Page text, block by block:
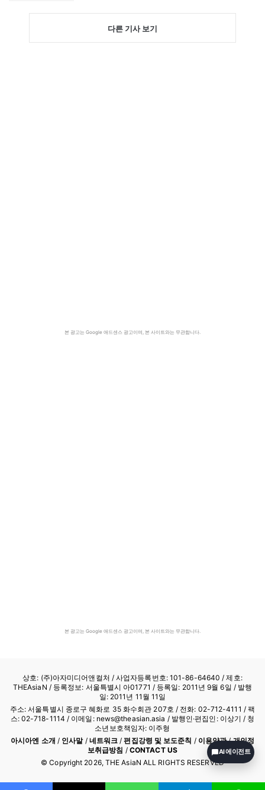
다른 기사 보기
본 광고는 Google 애드센스 광고이며, 본 사이트와는 무관합니다.
본 광고는 Google 애드센스 광고이며, 본 사이트와는 무관합니다.
상호: (주)아자미디어앤컬처 /사업자등록번호: 101-86-64640 / 제호:
THEAsiaN / 등록정보: 서울특별시 아01771 / 등록일: 2011년 9월 6일 / 발행
일: 2011년 11월 11일
주소: 서울특별시 종로구 혜화로 35 화수회관 207호 / 전화: 02-712-4111 / 팩
스: 02-718-1114 / 이메일: news@theasian.asia / 발행인·편집인: 이상기 / 청
소년보호책임자: 이주형
아시아엔 소개 / 인사말/ 네트워크 /편집강령 및 보도준칙 / 이용약관/개인정
보취급방침 / CONTACT US
© Copyright 2026, THE AsiaN ALL RIGHTS RESERVED
AI 에이전트